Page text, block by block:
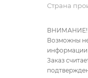
Страна
ВНИМАНИЕ!
Возможны
информации
Заказ